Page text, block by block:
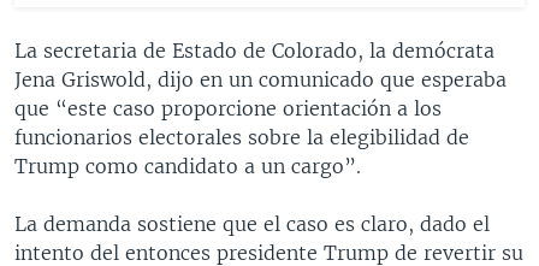
La secretaria de Estado de Colorado, la demócrata
Jena Griswold, dijo en un comunicado que esperaba
que “este caso proporcione orientación a los
funcionarios electorales sobre la elegibilidad de
Trump como candidato a un cargo”.
La demanda sostiene que el caso es claro, dado el
intento del entonces presidente Trump de revertir su